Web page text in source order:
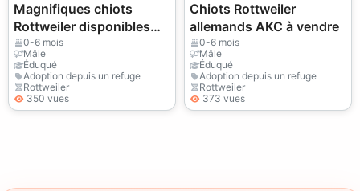
Magnifiques chiots
Rottweiler disponibles
dès maintenant
0-6 mois
Mâle
Éduqué
Adoption depuis un refuge
Rottweiler
350 vues
Chiots Rottweiler
allemands AKC à vendre
0-6 mois
Mâle
Éduqué
Adoption depuis un refuge
Rottweiler
373 vues